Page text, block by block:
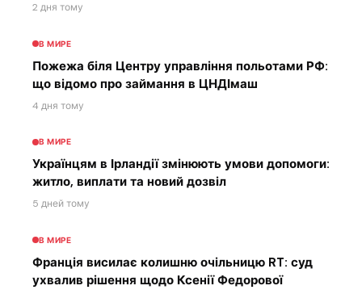
2 дня тому
В МИРЕ
Пожежа біля Центру управління польотами РФ:
що відомо про займання в ЦНДІмаш
4 дня тому
В МИРЕ
Українцям в Ірландії змінюють умови допомоги:
житло, виплати та новий дозвіл
5 дней тому
В МИРЕ
Франція висилає колишню очільницю RT: суд
ухвалив рішення щодо Ксенії Федорової